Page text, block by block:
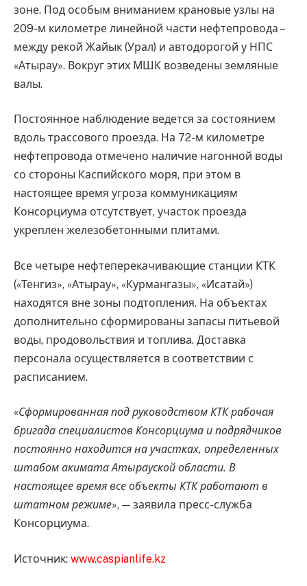
зоне. Под особым вниманием крановые узлы на
209-м километре линейной части нефтепровода –
между рекой Жайык (Урал) и автодорогой у НПС
«Атырау». Вокруг этих МШК возведены земляные
валы.
Постоянное наблюдение ведется за состоянием
вдоль трассового проезда. На 72-м километре
нефтепровода отмечено наличие нагонной воды
со стороны Каспийского моря, при этом в
настоящее время угроза коммуникациям
Консорциума отсутствует, участок проезда
укреплен железобетонными плитами.
Все четыре нефтеперекачивающие станции КТК
(«Тенгиз», «Атырау», «Курмангазы», «Исатай»)
находятся вне зоны подтопления. На объектах
дополнительно сформированы запасы питьевой
воды, продовольствия и топлива. Доставка
персонала осуществляется в соответствии с
расписанием.
«Сформированная под руководством КТК рабочая
бригада специалистов Консорциума и подрядчиков
постоянно находится на участках, определенных
штабом акимата Атырауской области. В
настоящее время все объекты КТК работают в
штатном режиме», — заявила пресс-служба
Консорциума.
Источник: www.caspianlife.kz